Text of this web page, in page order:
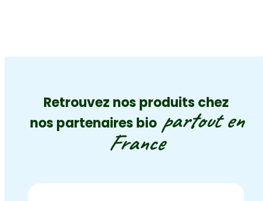
Retrouvez nos produits chez
nos partenaires biopartout en
France